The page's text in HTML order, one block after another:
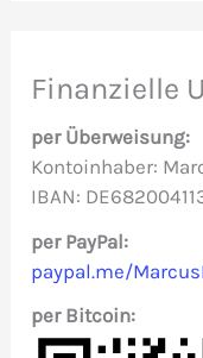
e
n
a
c
h
:
Finanzielle
per Überweisung:
Kontoinhaber:
IBAN:
per PayPal:
paypal.me/
per Bitcoin: